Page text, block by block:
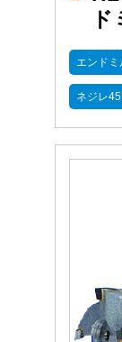
エンドミ
ネジレ